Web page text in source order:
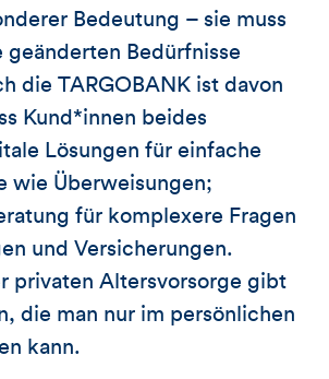
Bedeutung – sie muss
geänderten Bedürfnisse
die TARGOBANK ist davon
Kund*innen beides
Lösungen für einfache
wie Überweisungen;
für komplexere Fragen
und Versicherungen.
privaten Altersvorsorge gibt
die man nur im persönlichen
kann.